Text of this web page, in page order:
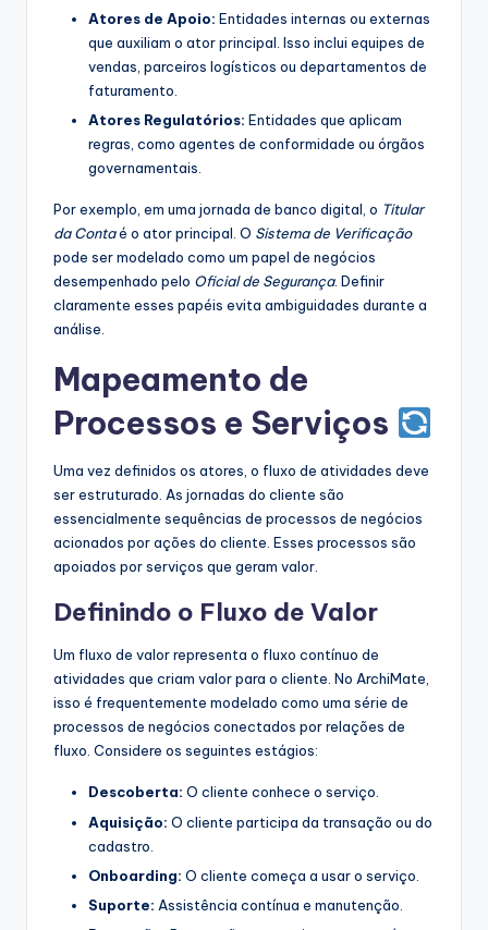
Atores de Apoio: Entidades internas ou externas
que auxiliam o ator principal. Isso inclui equipes de
vendas, parceiros logísticos ou departamentos de
faturamento.
Atores Regulatórios: Entidades que aplicam
regras, como agentes de conformidade ou órgãos
governamentais.
Por exemplo, em uma jornada de banco digital, o Titular
da Contaé o ator principal. O Sistema de Verificação
pode ser modelado como um papel de negócios
desempenhado pelo Oficial de Segurança. Definir
claramente esses papéis evita ambiguidades durante a
análise.
Mapeamento de
Processos e Serviços
Uma vez definidos os atores, o fluxo de atividades deve
ser estruturado. As jornadas do cliente são
essencialmente sequências de processos de negócios
acionados por ações do cliente. Esses processos são
apoiados por serviços que geram valor.
Definindo o Fluxo de Valor
Um fluxo de valor representa o fluxo contínuo de
atividades que criam valor para o cliente. No ArchiMate,
isso é frequentemente modelado como uma série de
processos de negócios conectados por relações de
fluxo. Considere os seguintes estágios:
Descoberta: O cliente conhece o serviço.
Aquisição: O cliente participa da transação ou do
cadastro.
Onboarding: O cliente começa a usar o serviço.
Suporte: Assistência contínua e manutenção.